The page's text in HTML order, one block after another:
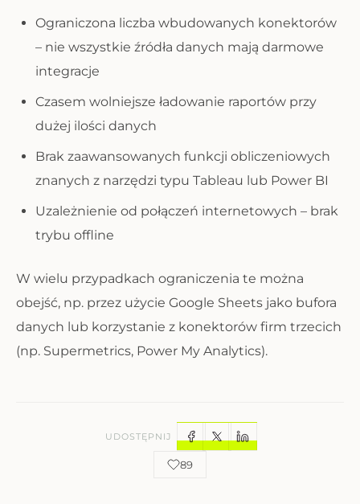
Ograniczona liczba wbudowanych konektorów
– nie wszystkie źródła danych mają darmowe
integracje
Czasem wolniejsze ładowanie raportów przy
dużej ilości danych
Brak zaawansowanych funkcji obliczeniowych
znanych z narzędzi typu Tableau lub Power BI
Uzależnienie od połączeń internetowych – brak
trybu offline
W wielu przypadkach ograniczenia te można
obejść, np. przez użycie Google Sheets jako bufora
danych lub korzystanie z konektorów firm trzecich
(np. Supermetrics, Power My Analytics).
UDOSTĘPNIJ
89